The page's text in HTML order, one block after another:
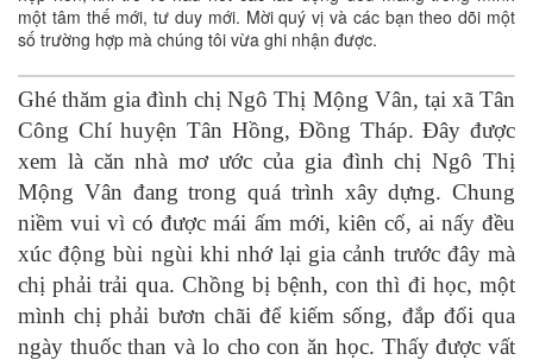
một tâm thế mới, tư duy mới. Mời quý vị và các bạn theo dõi một
số trường hợp mà chúng tôi vừa ghi nhận được.
Ghé thăm gia đình chị Ngô Thị Mộng Vân, tại xã Tân
Công Chí huyện Tân Hồng, Đồng Tháp. Đây được
xem là căn nhà mơ ước của gia đình chị Ngô Thị
Mộng Vân đang trong quá trình xây dựng. Chung
niềm vui vì có được mái ấm mới, kiên cố, ai nấy đều
xúc động bùi ngùi khi nhớ lại gia cảnh trước đây mà
chị phải trải qua. Chồng bị bệnh, con thì đi học, một
mình chị phải bươn chãi để kiếm sống, đắp đổi qua
ngày thuốc than và lo cho con ăn học. Thấy được vất